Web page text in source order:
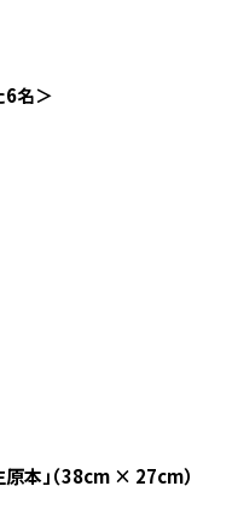
6名＞
原本」（38cm × 27cm）